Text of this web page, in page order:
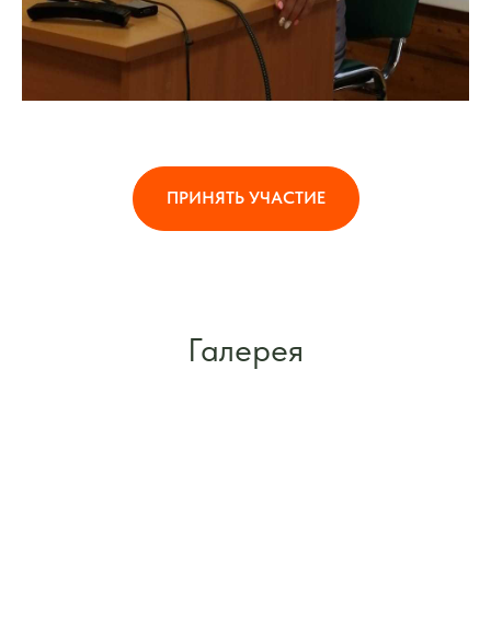
ПРИНЯТЬ УЧАСТИЕ
Галерея